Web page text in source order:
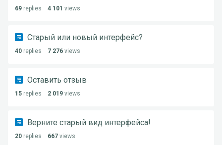
69 replies 4 101 views
Старый или новый интерфейс?
40 replies 7 276 views
Оставить отзыв
15 replies 2 019 views
Верните старый вид интерфейса!
20 replies 667 views